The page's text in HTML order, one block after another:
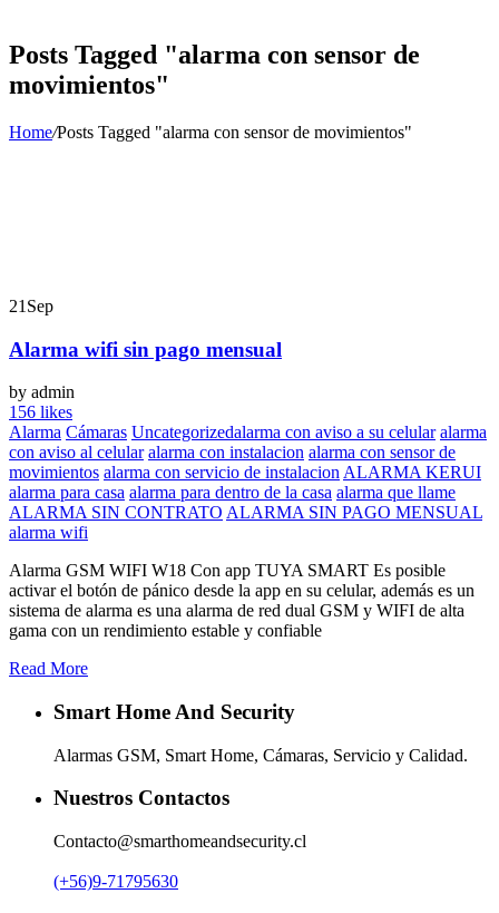
Posts Tagged "alarma con sensor de
movimientos"
Home/Posts Tagged "alarma con sensor de movimientos"
21 Sep
Alarma wifi sin pago mensual
by admin
156 likes
Alarma Cámaras Uncategorizedalarma con aviso a su celular alarma
con aviso al celular alarma con instalacion alarma con sensor de
movimientos alarma con servicio de instalacion ALARMA KERUI
alarma para casa alarma para dentro de la casa alarma que llame
ALARMA SIN CONTRATO ALARMA SIN PAGO MENSUAL
alarma wifi
Alarma GSM WIFI W18 Con app TUYA SMART Es posible
activar el botón de pánico desde la app en su celular, además es un
sistema de alarma es una alarma de red dual GSM y WIFI de alta
gama con un rendimiento estable y confiable
Read More
Smart Home And Security
Alarmas GSM, Smart Home, Cámaras, Servicio y Calidad.
Nuestros Contactos
Contacto@smarthomeandsecurity.cl
(+56)9-71795630